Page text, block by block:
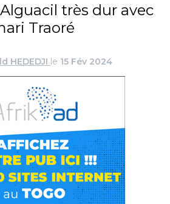
très dur avec
Traoré
HEDEDJI le 15 Fév 2024